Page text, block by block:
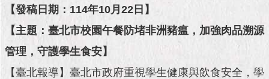
政
願
景
成
果
【發稿日期：114年10月22日】
【主題：臺北市校園午餐防堵非洲豬瘟，加強肉品溯源
管理，守護學生食安】
【臺北報導】臺北市政府重視學生健康與飲食安全，學